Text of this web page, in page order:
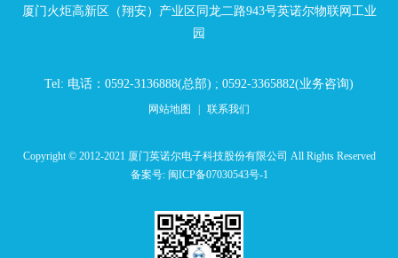
厦门火炬高新区（翔安）产业区同龙二路943号英诺尔物联网工业
园
Tel: 电话：0592-3136888(总部) ; 0592-3365882(业务咨询)
网站地图 | 联系我们
Copyright © 2012-2021 厦门英诺尔电子科技股份有限公司 All Rights Reserved
备案号: 闽ICP备07030543号-1